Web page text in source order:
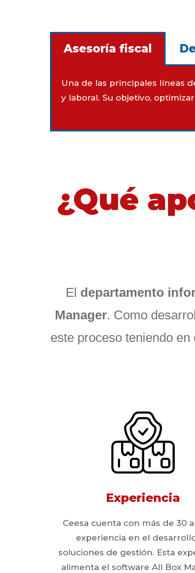
Asesoría fiscal
Una de las principales líneas
y laboral. Su objetivo,
¿Qué
El departamento
Manager. Como
este proceso teniendo en
Experiencia
Ceesa cuenta con más de 30
experiencia en el
soluciones de gestión. Esta
alimenta el software All Box